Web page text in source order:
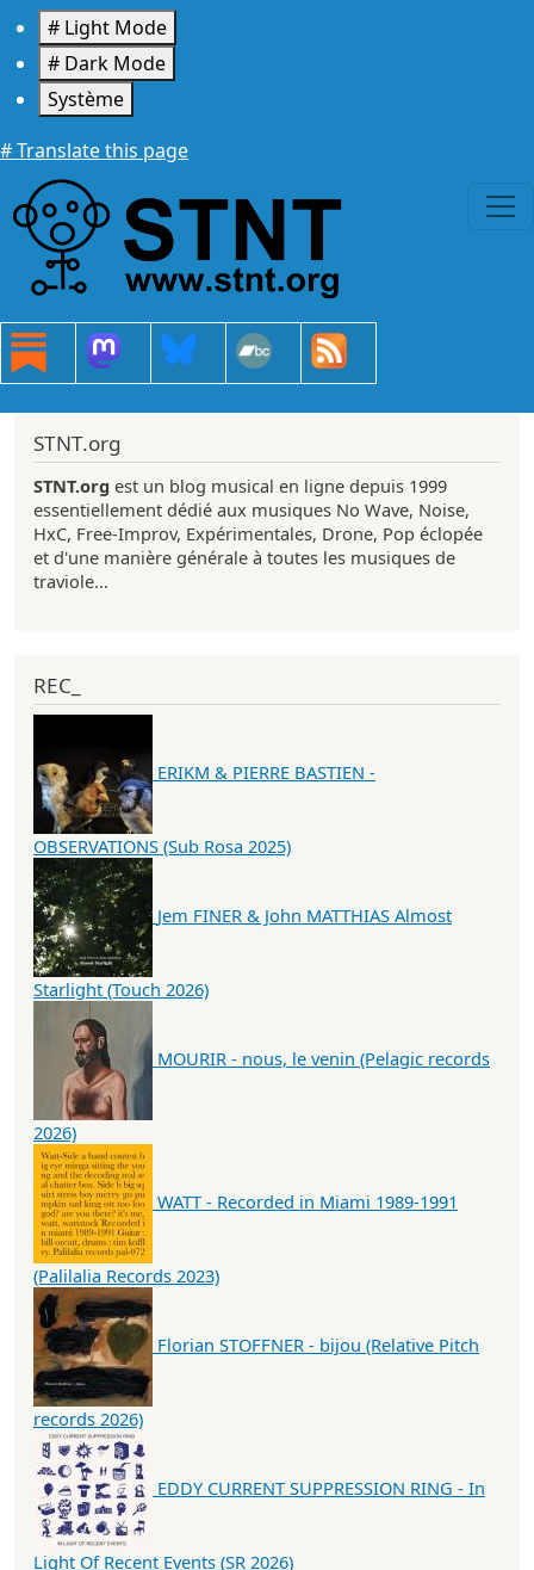
Aller au contenu principal
# Light Mode
# Dark Mode
Système
# Translate this page
STNT.org
STNT.org est un blog musical en ligne depuis 1999
essentiellement dédié aux musiques No Wave, Noise,
HxC, Free-Improv, Expérimentales, Drone, Pop éclopée
et d'une manière générale à toutes les musiques de
traviole...
REC_
ERIKM & PIERRE BASTIEN -
OBSERVATIONS (Sub Rosa 2025)
Jem FINER & John MATTHIAS Almost
Starlight (Touch 2026)
MOURIR - nous, le venin (Pelagic records
2026)
WATT - Recorded in Miami 1989-1991
(Palilalia Records 2023)
Florian STOFFNER - bijou (Relative Pitch
records 2026)
EDDY CURRENT SUPPRESSION RING - In
Light Of Recent Events (SR 2026)